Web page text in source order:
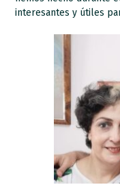
interesantes y útiles